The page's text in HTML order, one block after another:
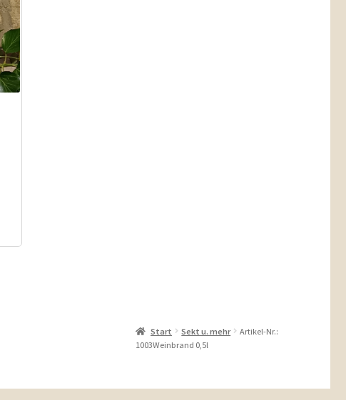
Start Sekt u. mehr
Artikel-Nr.:
1003Weinbrand 0,5l